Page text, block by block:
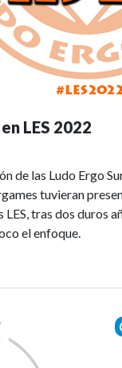
LES 2022
de las Ludo Ergo
tuvieran
tras dos duros
el enfoque.